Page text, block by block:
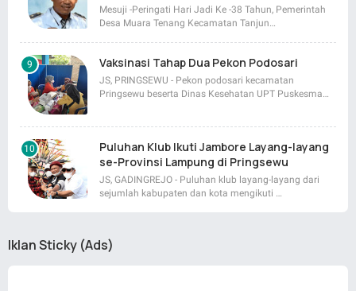
Mesuji -Peringati Hari Jadi Ke -38 Tahun, Pemerintah
Desa Muara Tenang Kecamatan Tanjun…
Vaksinasi Tahap Dua Pekon Podosari
JS, PRINGSEWU - Pekon podosari kecamatan
Pringsewu beserta Dinas Kesehatan UPT Puskesma…
Puluhan Klub Ikuti Jambore Layang-layang
se-Provinsi Lampung di Pringsewu
JS, GADINGREJO - Puluhan klub layang-layang dari
sejumlah kabupaten dan kota mengikuti …
Iklan Sticky (Ads)